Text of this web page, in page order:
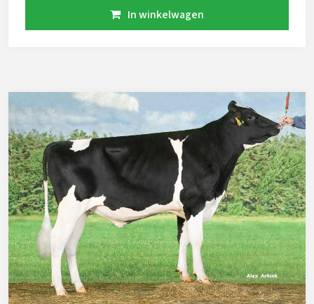
deze parallel loopt met zijn NL index. Gezonde koeien
geanalyseerd.
In winkelwagen